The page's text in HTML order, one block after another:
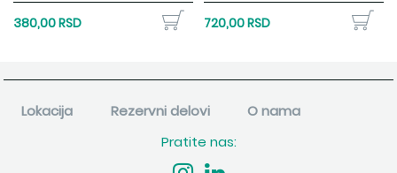
380,00 RSD 720,00 RSD
Lokacija Rezervni delovi
O nama
Pratite nas: